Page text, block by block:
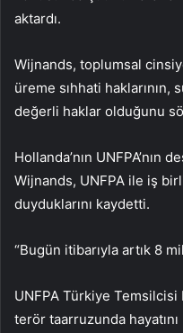
aktardı.
Wijnands, toplumsal
üreme sıhhati
değerli haklar olduğunu
Hollanda’nın UNFPA’nın
Wijnands, UNFPA ile iş
duyduklarını kaydetti.
“Bugün itibarıyla artık 8
UNFPA Türkiye Temsilcisi
terör taarruzunda